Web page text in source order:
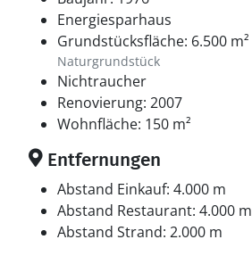
Energiesparhaus
Grundstücksfläche: 6.500 m²
Naturgrundstück
Nichtraucher
Renovierung: 2007
Wohnfläche: 150 m²
Entfernungen
Abstand Einkauf: 4.000 m
Abstand Restaurant: 4.000 m
Abstand Strand: 2.000 m